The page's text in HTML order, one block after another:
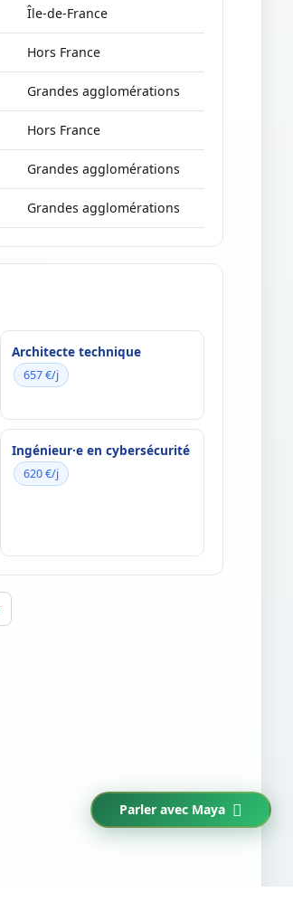
Île-de-France
Hors France
Grandes agglomérations
Hors France
Grandes agglomérations
Grandes agglomérations
Architecte technique
657 €/j
Ingénieur·e en cybersécurité
620 €/j
Parler avec Maya